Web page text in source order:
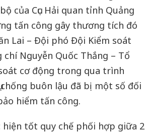
của Cục Hải quan tỉnh Quảng
tấn công gây thương tích đó
Lai – Đội phó Đội Kiểm soát
chí Nguyễn Quốc Thắng – Tổ
cơ động trong qua trình
buôn lậu đã bị một số đối
hiểm tấn công.
tốt quy chế phối hợp giữa 2